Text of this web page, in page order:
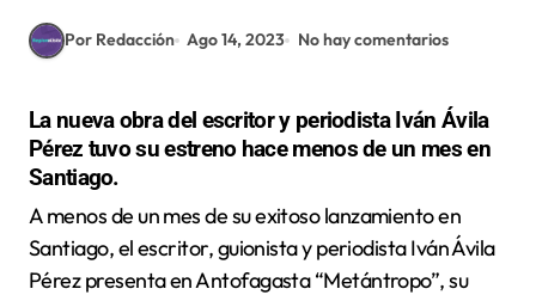
Por Redacción Ago 14, 2023 No hay comentarios
La nueva obra del escritor y periodista Iván Ávila
Pérez tuvo su estreno hace menos de un mes en
Santiago.
A menos de un mes de su exitoso lanzamiento en
Santiago, el escritor, guionista y periodista Iván Ávila
Pérez presenta en Antofagasta “Metántropo”, su